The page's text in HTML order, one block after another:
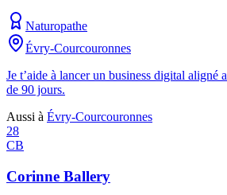
Naturopathe
Évry-Courcouronnes
Je t’aide à lancer un business digital aligné
de 90 jours.
Aussi à Évry-Courcouronnes
28
CB
Corinne Ballery